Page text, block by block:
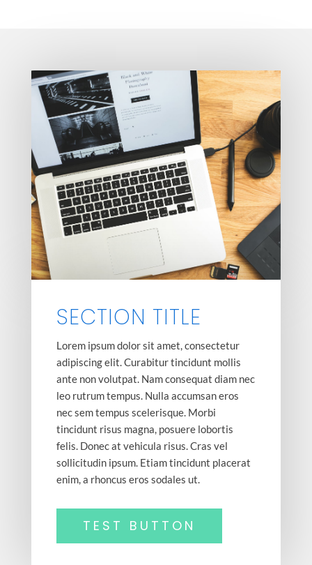
SECTION TITLE
Lorem ipsum dolor sit amet, consectetur
adipiscing elit. Curabitur tincidunt mollis
ante non volutpat. Nam consequat diam nec
leo rutrum tempus. Nulla accumsan eros
nec sem tempus scelerisque. Morbi
tincidunt risus magna, posuere lobortis
felis. Donec at vehicula risus. Cras vel
sollicitudin ipsum. Etiam tincidunt placerat
enim, a rhoncus eros sodales ut.
TEST BUTTON